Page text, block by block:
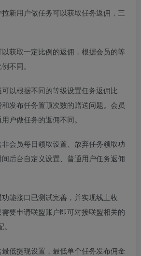
新用户做任务可以获取任务返佣，三
获取一定比例的返佣，根据会员的等
不同。
以根据不同的等级设置任务返佣比
发布任务置顶次数的赠送问题。会员
户做任务的返佣不同。
会员每日领取设置、放弃任务领取功
后台自定义设置、普通用户任务返佣
能接口已测试完善，并实现线上收
要申请联盟账户即可对接联盟相关的
低提现设置，最低单个任务发布佣金